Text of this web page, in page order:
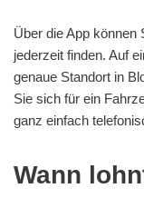
Über die App können
jederzeit finden. Auf
genaue Standort in
Sie sich für ein
ganz einfach
Wann